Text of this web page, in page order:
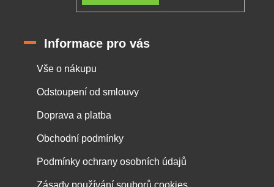
Informace pro vás
Vše o nákupu
Odstoupení od smlouvy
Doprava a platba
Obchodní podmínky
Podmínky ochrany osobních údajů
Zásady používání souborů cookies